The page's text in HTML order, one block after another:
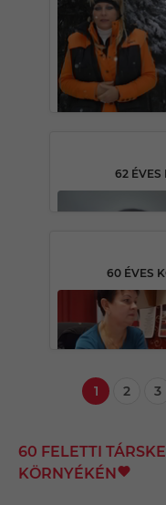
62 ÉVES
60 ÉVES
1 2 3
60 FELETTI
KÖRNYÉKÉN